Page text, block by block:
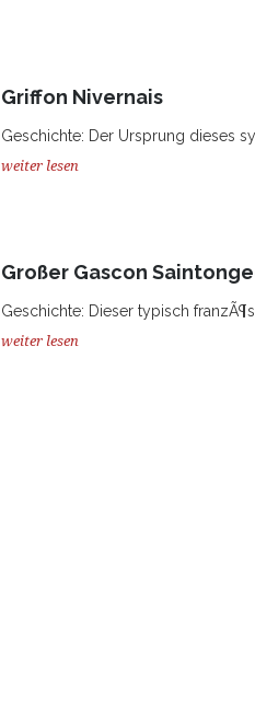
Griffon Nivernais
Geschichte: Der Ursprung dieses
weiter lesen
Großer Gascon
Geschichte: Dieser typisch
weiter lesen